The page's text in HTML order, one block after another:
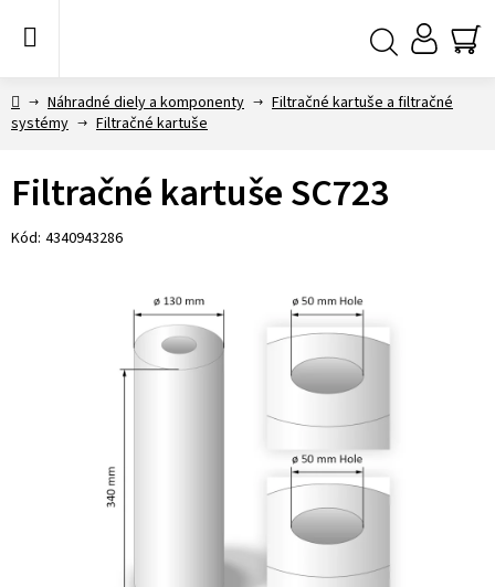
DomovNáhradné diely a komponenty
Filtračné kartuše a filtračné
systémy
Filtračné kartuše
Filtračné kartuše SC723
Kód: 4340943286